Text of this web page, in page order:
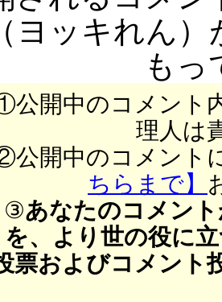
ヨッキれん
もっ
公開中のコメント
理人は
公開中のコメント
ちらまで】
③あなたのコメン
を、より世の役に
票およびコメント